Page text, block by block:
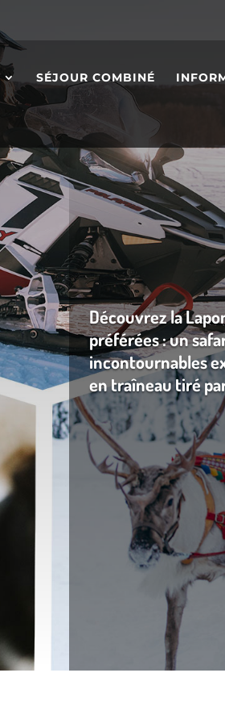
SÉJOUR COMBINÉ
Découvrez la
préférées : un
incontournables
en traîneau tiré